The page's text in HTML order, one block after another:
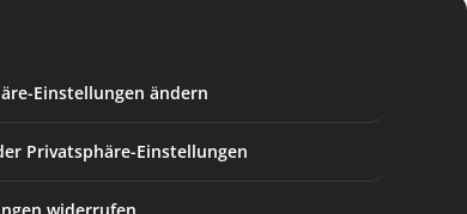
Einstellungen ändern
Privatsphäre-Einstellungen